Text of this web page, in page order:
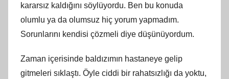
kararsız kaldığını söylüyordu. Ben bu konuda
olumlu ya da olumsuz hiç yorum yapmadım.
Sorunlarını kendisi çözmeli diye düşünüyordum.
Zaman içerisinde baldızımın hastaneye gelip
gitmeleri sıklaştı. Öyle ciddi bir rahatsızlığı da yoktu,